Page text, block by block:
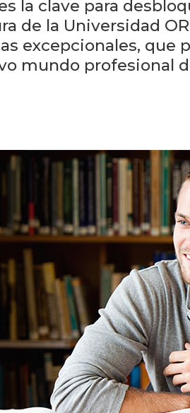
la clave para
de la Universidad
excepcionales,
mundo profesional